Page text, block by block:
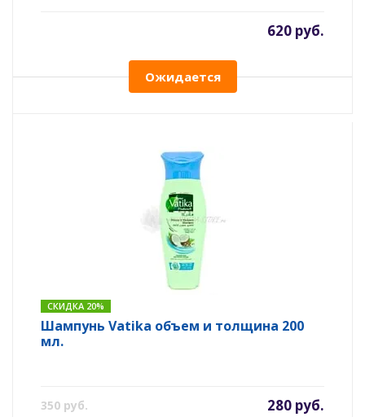
620 руб.
Ожидается
СКИДКА 20%
Шампунь Vatika объем и толщина 200
мл.
350 руб. 280 руб.